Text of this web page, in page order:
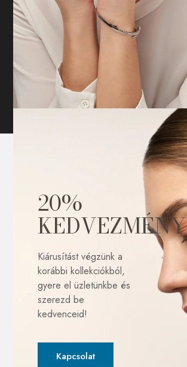
20%
KEDVEZMÉNY
Kiárusítást végzünk a
korábbi kollekciókból,
gyere el üzletünkbe és
szerezd be
kedvenceid!
Kapcsolat